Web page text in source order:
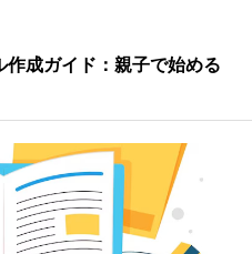
成ガイド：親子で始める